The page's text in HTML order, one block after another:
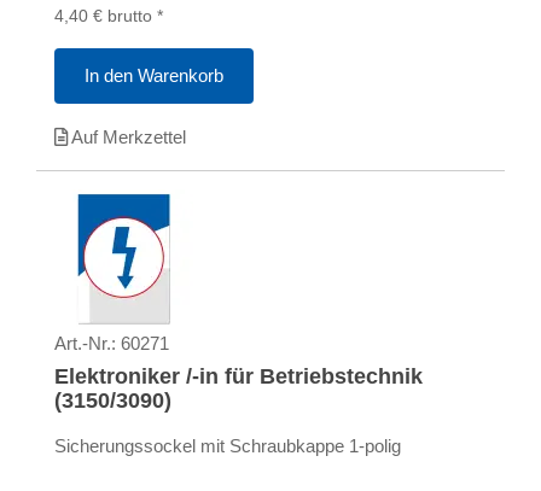
4,40 € brutto *
In den Warenkorb
Auf Merkzettel
Art.-Nr.: 60271
Elektroniker /-in für Betriebstechnik
(3150/3090)
Sicherungssockel mit Schraubkappe 1-polig